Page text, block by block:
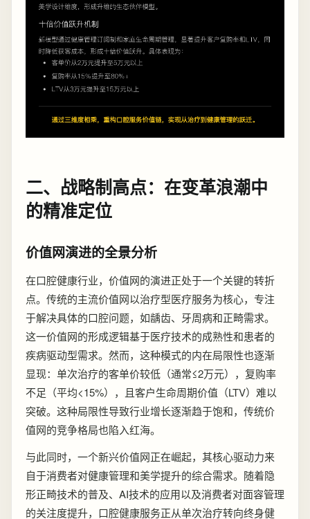
二、战略制高点：在变革浪潮中
的精准定位
价值网演进的全景分析
在口腔健康行业，价值网的演进正处于一个关键的转折
点。传统的主流价值网以治疗型医疗服务为核心，专注
于解决具体的口腔问题，如龋齿、牙周病和正畸需求。
这一价值网的形成逻辑基于医疗技术的成熟性和患者的
疾病驱动型需求。然而，这种模式的内在局限性也逐渐
显现：单次治疗的客单价较低（通常≤2万元），复购率
不足（平均<15%），且客户生命周期价值（LTV）难以
突破。这种局限性导致行业增长逐渐趋于饱和，传统价
值网的竞争格局也陷入红海。
与此同时，一个新兴价值网正在崛起，其核心驱动力来
自于消费者对健康管理和美学提升的综合需求。随着隐
形正畸技术的普及、AI技术的应用以及消费者对面容管理
的关注度提升，口腔健康服务正从单次治疗转向终身健